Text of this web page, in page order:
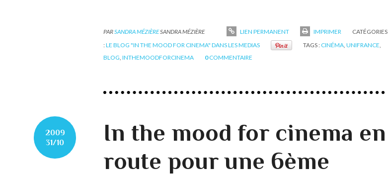
PARSANDRA MÉZIÈRESANDRA MÉZIÈRE LIEN PERMANENT IMPRIMER
CATÉGORIES
:LE BLOG "IN THE MOOD FOR CINEMA" DANS LES MEDIAS TAGS : CINÉMA UNIFRANCE
BLOG INTHEMOODFORCINEMA 0 COMMENTAIRE
2009
31/10
In the mood for cinema en
route pour une 6ème